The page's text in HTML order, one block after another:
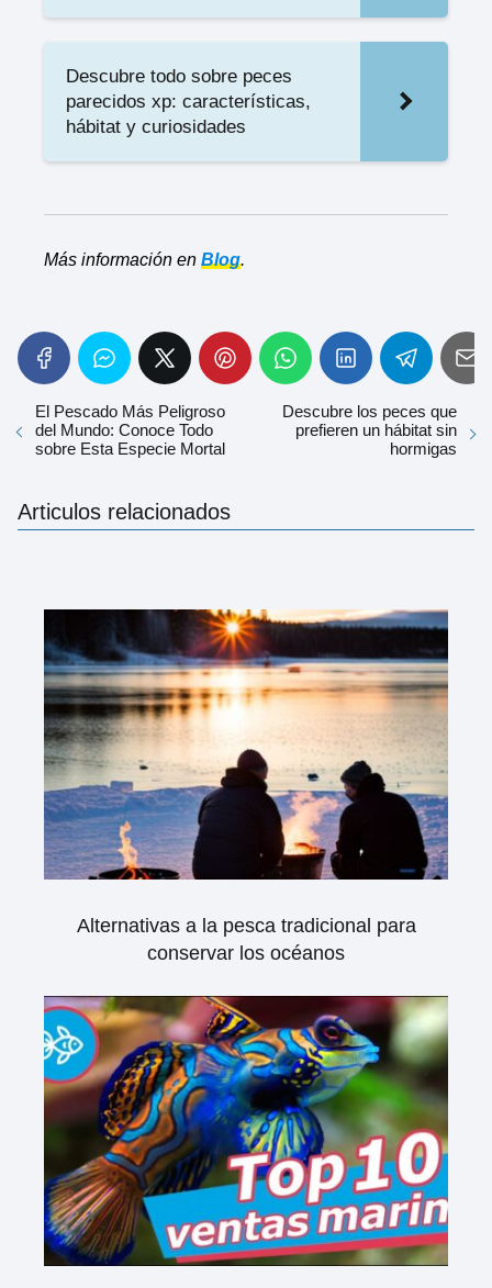
Descubre todo sobre peces
parecidos xp: características,
hábitat y curiosidades
Más información en Blog.
El Pescado Más Peligroso
del Mundo: Conoce Todo
sobre Esta Especie Mortal
Descubre los peces que
prefieren un hábitat sin
hormigas
Articulos relacionados
Alternativas a la pesca tradicional para
conservar los océanos